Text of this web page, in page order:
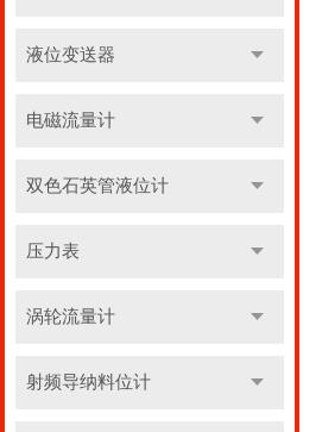
液位变送器
电磁流量计
双色石英管液位计
压力表
涡轮流量计
射频导纳料位计